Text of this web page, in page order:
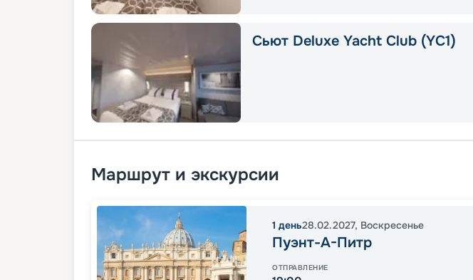
Сьют Deluxe Yacht Club (YC1)
Маршрут и экскурсии
1 день28.02.2027, Воскресенье
Пуэнт-А-Питр
ОТПРАВЛЕНИЕ